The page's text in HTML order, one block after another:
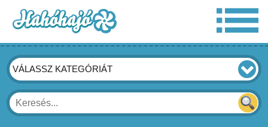
VÁLASSZ KATEGÓRIÁT